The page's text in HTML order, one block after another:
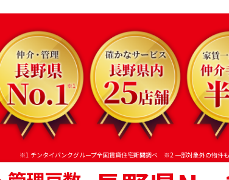
※1 チンタイバンクグループ全国賃貸住宅新聞調べ ※2 一部対象外の物件